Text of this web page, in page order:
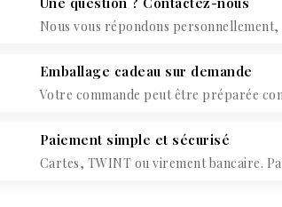
Nous vous répondons
Emballage cadeau sur demande
Votre commande peut être préparée
Paiement simple et sécurisé
Cartes, TWINT ou virement bancaire.